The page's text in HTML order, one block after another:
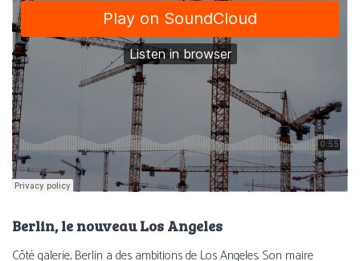
Berlin, le nouveau Los Angeles
Côté gale­rie, Berlin a des ambi­tions de Los Angeles. Son maire